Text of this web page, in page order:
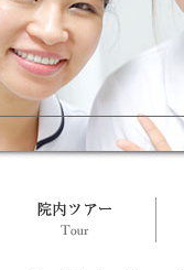
院長・スタッフ